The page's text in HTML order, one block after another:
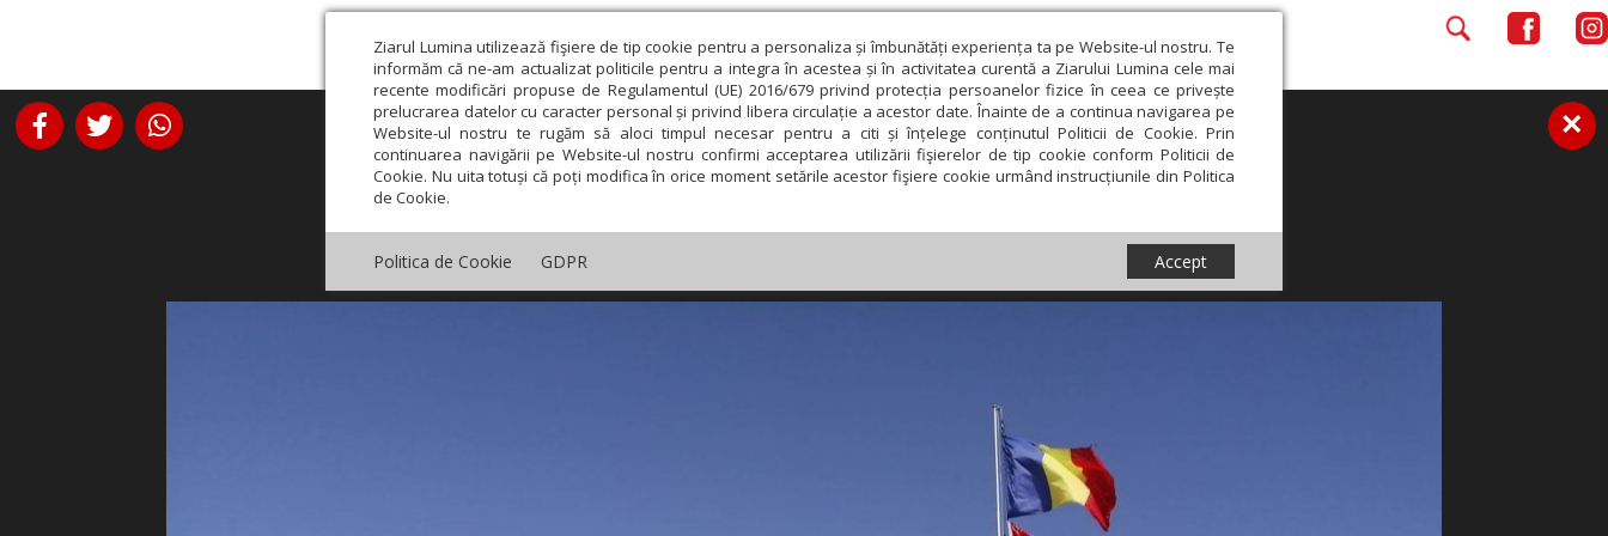
Ziarul Lumina utilizează fişiere de tip cookie pentru a personaliza și îmbunătăți experiența ta pe Website-ul nostru. Te
informăm că ne-am actualizat politicile pentru a integra în acestea și în activitatea curentă a Ziarului Lumina cele mai
recente modificări propuse de Regulamentul (UE) 2016/679 privind protecția persoanelor fizice în ceea ce privește
prelucrarea datelor cu caracter personal și privind libera circulație a acestor date. Înainte de a continua navigarea pe
Website-ul nostru te rugăm să aloci timpul necesar pentru a citi și înțelege conținutul Politicii de Cookie. Prin
continuarea navigării pe Website-ul nostru confirmi acceptarea utilizării fişierelor de tip cookie conform Politicii de
Cookie. Nu uita totuși că poți modifica în orice moment setările acestor fişiere cookie urmând instrucțiunile din Politica
de Cookie.
Politica de Cookie GDPR Accept
×